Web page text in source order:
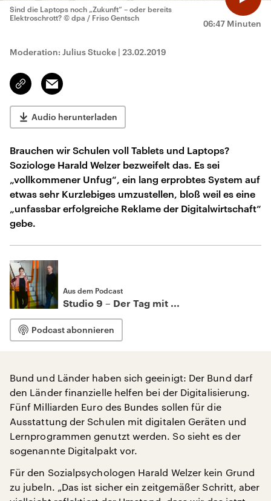
06:47 Minuten
Sind die Laptops noch „Zukunft“ – oder bereits
Elektroschrott? © dpa / Friso Gentsch
Moderation: Julius Stucke | 23.02.2019
Link
kopieren/teilen
Email
Audio herunterladen
Brauchen wir Schulen voll Tablets und Laptops?
Soziologe Harald Welzer bezweifelt das. Es sei
„vollkommener Unfug“, ein lang erprobtes System auf
etwas sehr Kurzlebiges umzustellen, bloß weil es eine
„unfassbar erfolgreiche Reklame der Digitalwirtschaft“
gebe.
Aus dem Podcast
Studio 9 – Der Tag mit ...
Podcast abonnieren
Bund und Länder haben sich geeinigt: Der Bund darf
den Länder finanzielle helfen bei der Digitalisierung.
Fünf Milliarden Euro des Bundes sollen für die
Ausstattung der Schulen mit digitalen Geräten und
Lernprogrammen genutzt werden. So sieht es der
sogenannte Digitalpakt vor.
Für den Sozialpsychologen Harald Welzer kein Grund
zu jubeln. „Das ist sicher ein zeitgemäßer Schritt, aber